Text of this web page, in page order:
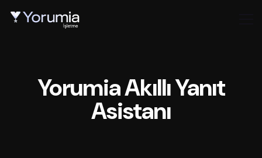
Yorumia Akıllı Yanıt
Asistanı